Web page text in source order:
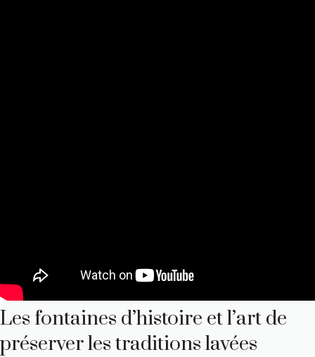
Les fontaines d’histoire et l’art de
préserver les traditions lavées